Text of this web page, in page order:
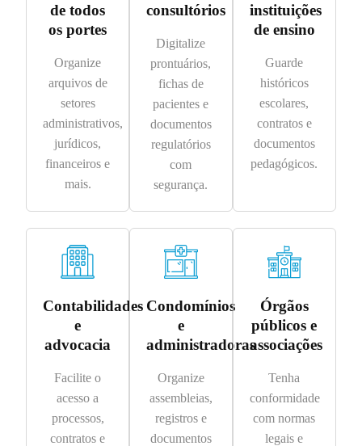
de todos
os portes
Organize
arquivos de
setores
administrativos,
jurídicos,
financeiros e
mais.
consultórios
Digitalize
prontuários,
fichas de
pacientes e
documentos
regulatórios
com
segurança.
instituições
de ensino
Guarde
históricos
escolares,
contratos e
documentos
pedagógicos.
Contabilidades
e
advocacia
Facilite o
acesso a
processos,
contratos e
Condomínios
e
administradoras
Organize
assembleias,
registros e
documentos
Órgãos
públicos e
associações
Tenha
conformidade
com normas
legais e